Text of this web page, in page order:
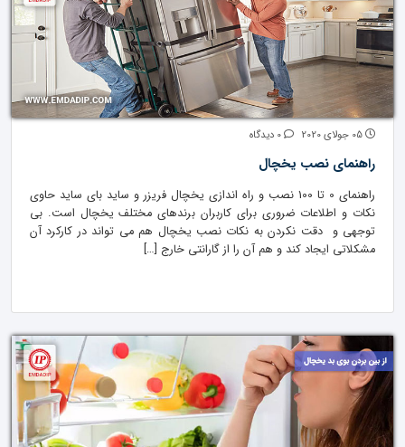
راهنمای نصب یخچال
راهنمای 0 تا 100 نصب و راه اندازی یخچال فریزر و ساید بای ساید حاوی
نکات و اطلاعات ضروری برای کاربران برندهای مختلف یخچال است. بی
توجهی و دقت نکردن به نکات نصب یخچال هم می تواند در کارکرد آن
مشکلاتی ایجاد کند و هم آن را از گارانتی خارج […]